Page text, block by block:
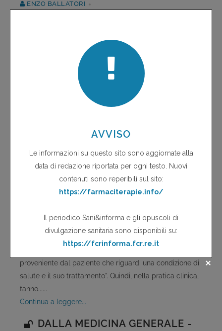
ENZO BALLATORI
autorità regolatorie e dalle agenzie di rimborso di molti
paesi, ma la Farmacoeconomia non ha ancora il ruolo che
ci si attendeva dovesse ricoprire. Nelle decisioni sulla
rimborsabilità dei farmaci, per rendere comparabili i vari
settori della Medicina, è necessario che......
DALLA MEDICINA GENERALE -
QUALITÀ DI VITA: PRO-SIT!
ENZO BALLATORI SPINETOLI
ASCOLI PICENO
Patient-Reported Outcomes (PRO) estensivamente come
"any report coming from patients about a health condition
and its treatment" vale a dire "qualsiasi informazione
proveniente dal paziente che riguardi una condizione di
salute e il suo trattamento". Quindi, nella pratica clinica,
fanno......
continua a leggere...
DALLA MEDICINA GENERALE -